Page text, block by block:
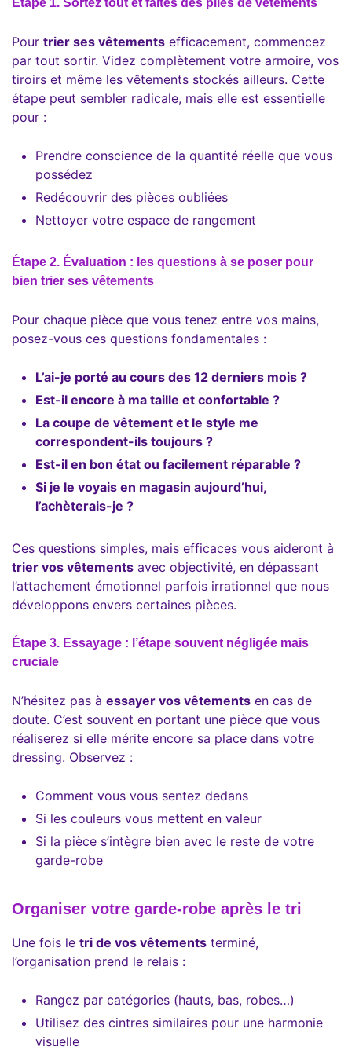
Étape 1. Sortez tout et faites des piles de vêtements
Pour trier ses vêtements efficacement, commencez
par tout sortir. Videz complètement votre armoire, vos
tiroirs et même les vêtements stockés ailleurs. Cette
étape peut sembler radicale, mais elle est essentielle
pour :
Prendre conscience de la quantité réelle que vous
possédez
Redécouvrir des pièces oubliées
Nettoyer votre espace de rangement
Étape 2. Évaluation : les questions à se poser pour
bien trier ses vêtements
Pour chaque pièce que vous tenez entre vos mains,
posez-vous ces questions fondamentales :
L’ai-je porté au cours des 12 derniers mois ?
Est-il encore à ma taille et confortable ?
La coupe de vêtement et le style me
correspondent-ils toujours ?
Est-il en bon état ou facilement réparable ?
Si je le voyais en magasin aujourd’hui,
l’achèterais-je ?
Ces questions simples, mais efficaces vous aideront à
trier vos vêtements avec objectivité, en dépassant
l’attachement émotionnel parfois irrationnel que nous
développons envers certaines pièces.
Étape 3. Essayage : l’étape souvent négligée mais
cruciale
N’hésitez pas à essayer vos vêtements en cas de
doute. C’est souvent en portant une pièce que vous
réaliserez si elle mérite encore sa place dans votre
dressing. Observez :
Comment vous vous sentez dedans
Si les couleurs vous mettent en valeur
Si la pièce s’intègre bien avec le reste de votre
garde-robe
Organiser votre garde-robe après le tri
Une fois le tri de vos vêtements terminé,
l’organisation prend le relais :
Rangez par catégories (hauts, bas, robes…)
Utilisez des cintres similaires pour une harmonie
visuelle